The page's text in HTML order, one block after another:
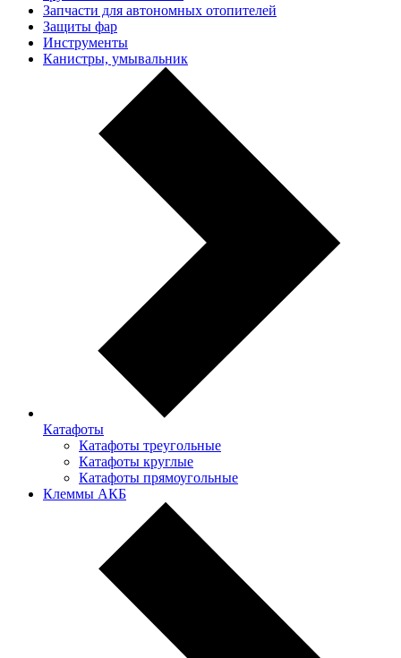
Запчасти для автономных отопителей
Защиты фар
Инструменты
Канистры, умывальник
Катафоты
Катафоты треугольные
Катафоты круглые
Катафоты прямоугольные
Клеммы АКБ